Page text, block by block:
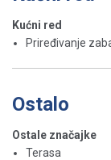
Kućni red
Priređivanje
Ostalo
Ostale značajke
Terasa